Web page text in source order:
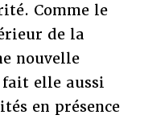
Comme le
de la
nouvelle
elle aussi
en présence